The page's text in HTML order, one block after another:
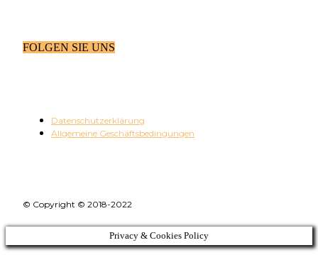
FOLGEN SIE UNS
Datenschutzerklärung
Allgemeine Geschäftsbedingungen
© Copyright © 2018-2022
Privacy & Cookies Policy